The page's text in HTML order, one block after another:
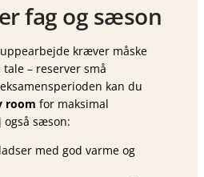
fag og sæson
kræver måske
– reserver små
kan du
room for maksimal
også sæson:
med god varme og